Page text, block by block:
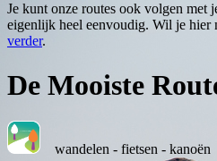
Je kunt onze routes ook volgen met
eigenlijk heel eenvoudig. Wil je hier
verder.
De Mooiste
wandelen - fietsen - kanoën